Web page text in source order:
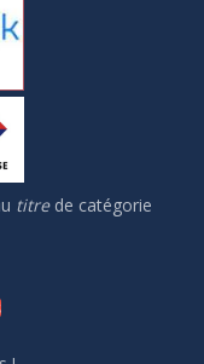
titrede catégorie